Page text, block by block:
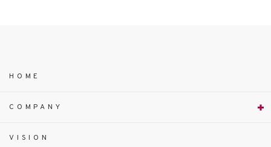
HOME
COMPANY
VISION